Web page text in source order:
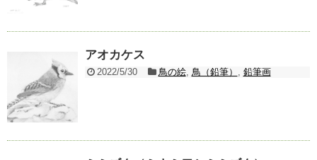
アオカケス
2022/5/30 鳥の絵, 鳥（鉛筆） 鉛筆画